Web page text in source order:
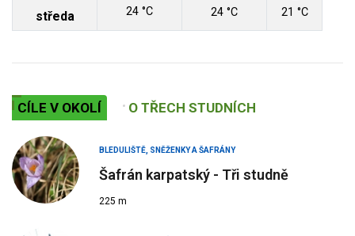
středa
24 °C 24 °C 21 °C
CÍLE V OKOLÍ O TŘECH STUDNÍCH
BLEDULIŠTĚ, SNĚŽENKY A ŠAFRÁNY
Šafrán karpatský - Tři studně
225 m